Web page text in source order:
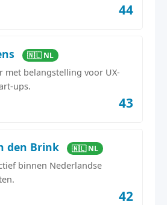
44
🇳🇱 NL
met belangstelling voor UX-
ups.
43
den Brink 🇳🇱 NL
binnen Nederlandse
42